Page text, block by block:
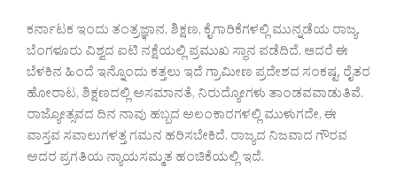
ಕರ್ನಾಟಕ ಇಂದು ತಂತ್ರಜ್ಞಾನ, ಶಿಕ್ಷಣ, ಕೈಗಾರಿಕೆಗಳಲ್ಲಿ ಮುನ್ನಡೆಯ ರಾಜ್ಯ.
ಬೆಂಗಳೂರು ವಿಶ್ವದ ಐಟಿ ನಕ್ಷೆಯಲ್ಲಿ ಪ್ರಮುಖ ಸ್ಥಾನ ಪಡೆದಿದೆ. ಆದರೆ ಈ
ಬೆಳಕಿನ ಹಿಂದೆ ಇನ್ನೊಂದು ಕತ್ತಲು ಇದೆ ಗ್ರಾಮೀಣ ಪ್ರದೇಶದ ಸಂಕಷ್ಟ, ರೈತರ
ಹೋರಾಟ, ಶಿಕ್ಷಣದಲ್ಲಿ ಅಸಮಾನತೆ, ನಿರುದ್ಯೋಗಳು ತಾಂಡವವಾಡುತಿವೆ.
ರಾಜ್ಯೋತ್ಸವದ ದಿನ ನಾವು ಹಬ್ಬದ ಅಲಂಕಾರಗಳಲ್ಲಿ ಮುಳುಗದೇ, ಈ
ವಾಸ್ತವ ಸವಾಲುಗಳತ್ತ ಗಮನ ಹರಿಸಬೇಕಿದೆ. ರಾಜ್ಯದ ನಿಜವಾದ ಗೌರವ
ಅದರ ಪ್ರಗತಿಯ ನ್ಯಾಯಸಮ್ಮತ ಹಂಚಿಕೆಯಲ್ಲಿ ಇದೆ.